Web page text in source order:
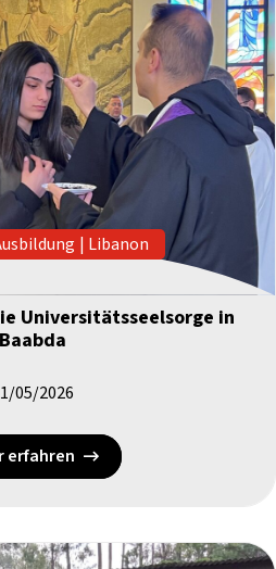
| Libanon
Universitätsseelsorge in
Baabda
05/2026
erfahren